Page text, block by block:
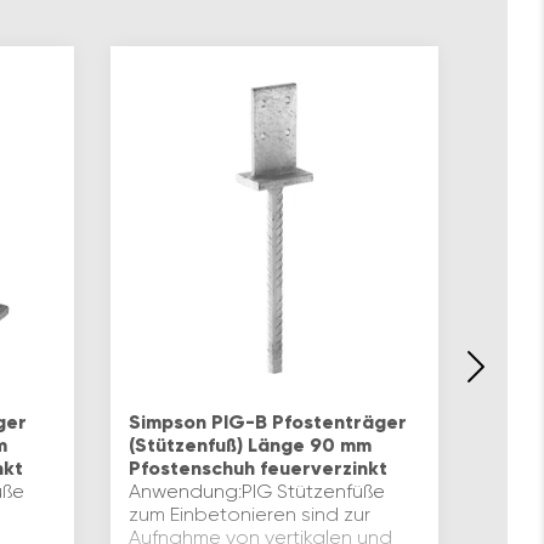
Simpson PIG-B Pfostenträger
(Stützenfuß) Länge 90 mm
Pfostenschuh feuerverzinkt
Anwendung:PIG Stützenfüße
zum Einbetonieren sind zur
Aufnahme von vertikalen und